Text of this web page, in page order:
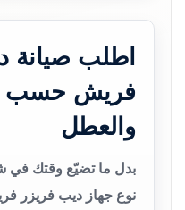
اطلب صيانة
فريش حسب
والعطل
بدل ما تضيّع وقتك في
نوع جهاز ديب فريزر